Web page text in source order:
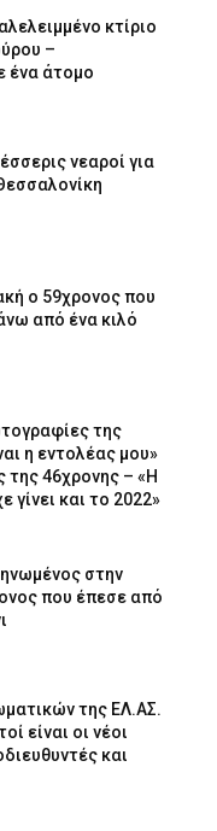
κτίριο
–
ένα άτομο
νεαροί για
ο 59χρονος που
από ένα κιλό
της
η εντολέας μου»
της 46χρονης – «Η
γίνει και το 2022»
στην
που έπεσε από
της ΕΛ.ΑΣ.
είναι οι νέοι
και